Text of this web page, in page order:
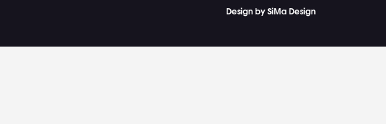
Design by SiMa Design